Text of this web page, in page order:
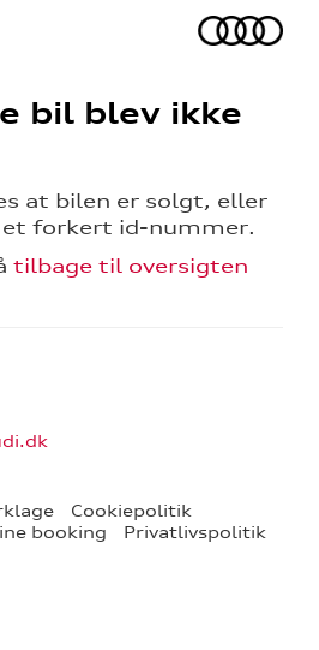
Audi
bil blev ikke
at bilen er solgt, eller
forkert id-nummer.
tilbage til oversigten
Cookiepolitik
booking
Privatlivspolitik